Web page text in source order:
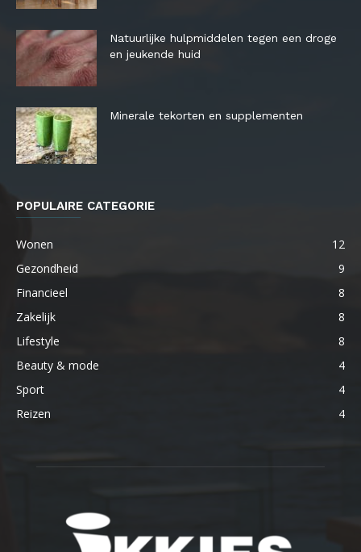
Natuurlijke hulpmiddelen tegen een droge
en jeukende huid
Minerale tekorten en supplementen
POPULAIRE CATEGORIE
Wonen
12
Gezondheid
9
Financieel
8
Zakelijk
8
Lifestyle
8
Beauty & mode
4
Sport
4
Reizen
4